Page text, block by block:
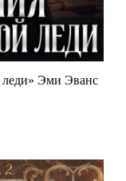
леди» Эми Эванс